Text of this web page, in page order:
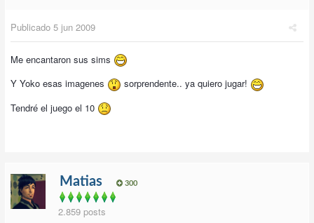
Publicado 5 jun 2009
Me encantaron sus sims
Y Yoko esas imagenes
sorprendente.. ya quiero jugar!
Tendré el juego el 10
Matias 300
2.859 posts